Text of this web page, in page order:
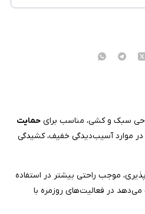
سبک و کشی، مناسب برای حمایت
در موارد آسیب‌دیدگی خفیف، کشیدگی
موجب راحتی بیشتر در استفاده
می‌دهد در فعالیت‌های روزمره با